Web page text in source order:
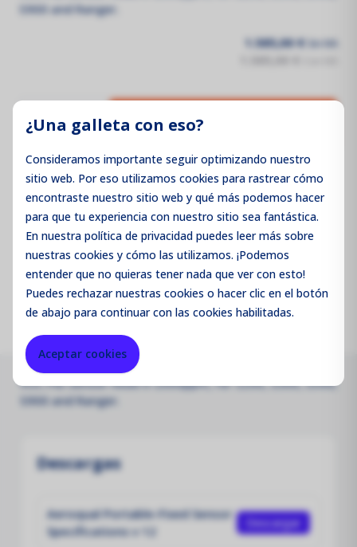
¿Una galleta con eso?
Consideramos importante seguir optimizando nuestro
sitio web. Por eso utilizamos cookies para rastrear cómo
encontraste nuestro sitio web y qué más podemos hacer
para que tu experiencia con nuestro sitio sea fantástica.
En nuestra política de privacidad puedes leer más sobre
nuestras cookies y cómo las utilizamos. ¡Podemos
entender que no quieras tener nada que ver con esto!
Puedes rechazarnuestras cookies o hacer clic en el botón
de abajo para continuar con las cookies habilitadas.
Aceptar cookies
S900 and Ranger.
1.585,00 € Sin IVA
Añadir al carrito
Código de producto: SHVOCH
Merk: Aeroqual
Parameter: VOC
VOC PID sensor head 0-2000ppm, for S200, S300, S500,
S900 and Ranger.
Descargas
Aeroqual Portable-Fixed Sensor
Specifications v 12
Descargar